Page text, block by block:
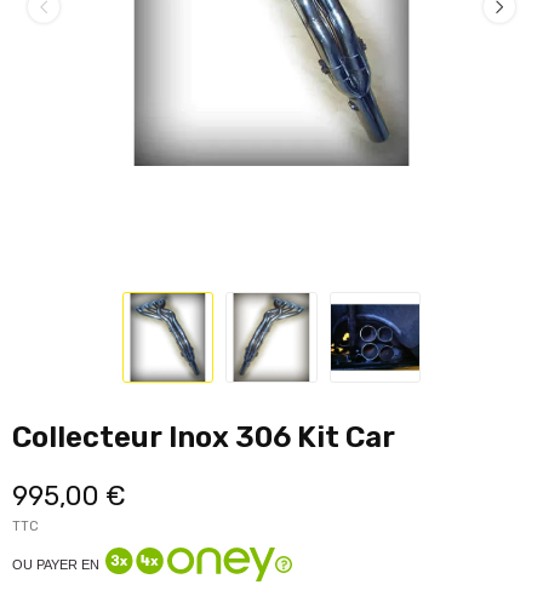
Collecteur Inox 306 Kit Car
995,00 €
TTC
OU PAYER EN